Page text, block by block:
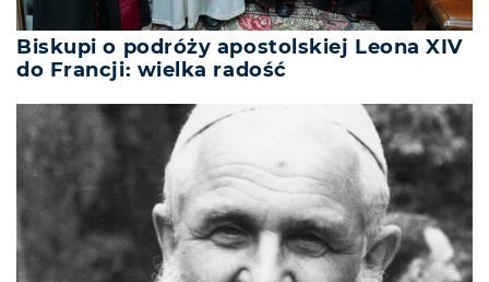
Biskupi o podróży apostolskiej Leona XIV
do Francji: wielka radość